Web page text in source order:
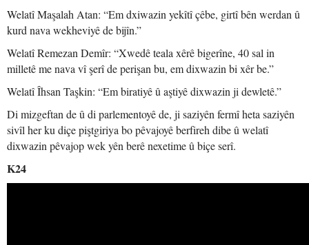
Welatî Maşalah Atan: “Em dxiwazin yekîtî çêbe, girtî bên werdan û
kurd nava wekheviyê de bijîn.”
Welatî Remezan Demîr: “Xwedê teala xêrê bigerîne, 40 sal in
milletê me nava vî şerî de perişan bu, em dixwazin bi xêr be.”
Welatî Îhsan Taşkin: “Em biratiyê û aştiyê dixwazin ji dewletê.”
Di mizgeftan de û di parlementoyê de, ji saziyên fermî heta saziyên
sivîl her ku diçe piştgiriya bo pêvajoyê berfireh dibe û welatî
dixwazin pêvajop wek yên berê nexetime û biçe serî.
K24